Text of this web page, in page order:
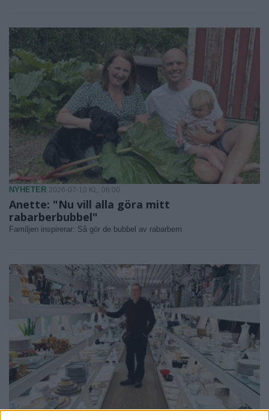
NYHETER 2026-07-10 KL. 06:00
Anette: "Nu vill alla göra mitt
rabarberbubbel"
Familjen inspirerar: Så gör de bubbel av rabarbern